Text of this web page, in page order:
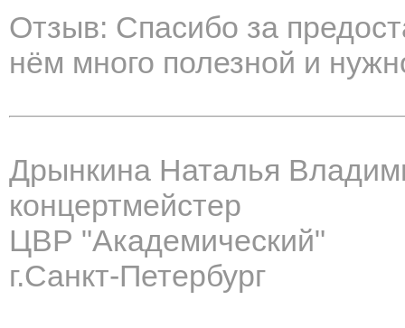
Отзыв: Спасибо за
нём много полезной и
Дрынкина Наталья
концертмейстер
ЦВР "Академический"
г.Санкт-Петербург